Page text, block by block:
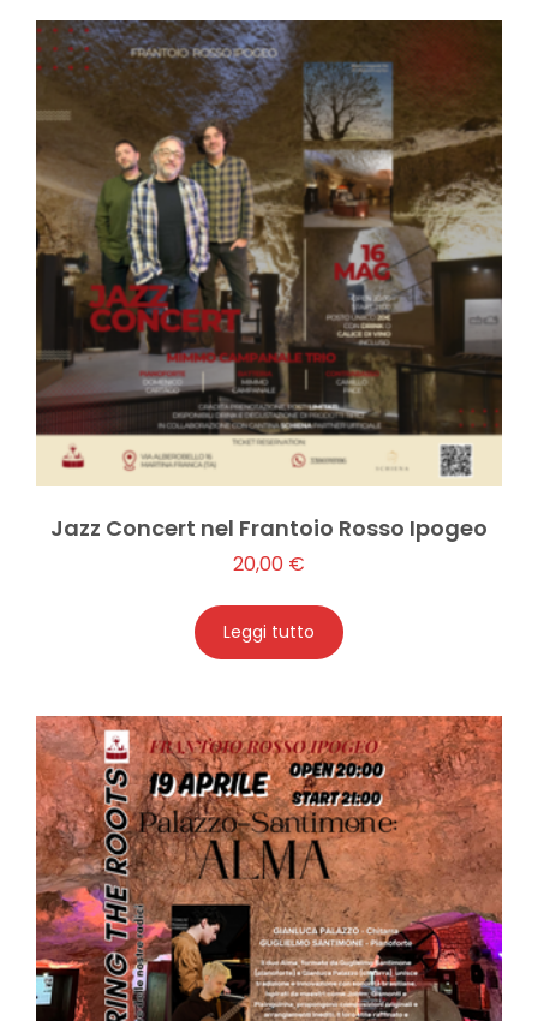
Jazz Concert nel Frantoio Rosso Ipogeo
20,00 €
Leggi tutto